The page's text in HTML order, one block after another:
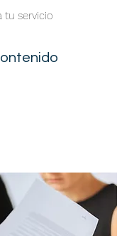
tu servicio